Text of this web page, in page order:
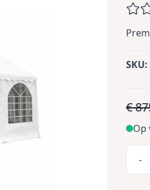
SKU:
€
Op
-